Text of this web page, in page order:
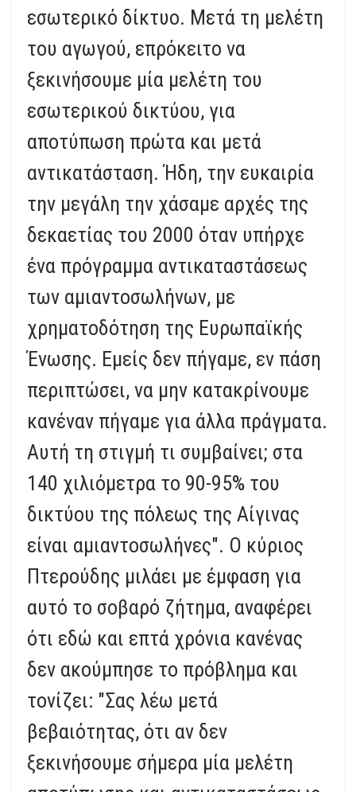
εσωτερικό δίκτυο. Μετά τη μελέτη
του αγωγού, επρόκειτο να
ξεκινήσουμε μία μελέτη του
εσωτερικού δικτύου, για
αποτύπωση πρώτα και μετά
αντικατάσταση. Ήδη, την ευκαιρία
την μεγάλη την χάσαμε αρχές της
δεκαετίας του 2000 όταν υπήρχε
ένα πρόγραμμα αντικαταστάσεως
των αμιαντοσωλήνων, με
χρηματοδότηση της Ευρωπαϊκής
Ένωσης. Εμείς δεν πήγαμε, εν πάση
περιπτώσει, να μην κατακρίνουμε
κανέναν πήγαμε για άλλα πράγματα.
Αυτή τη στιγμή τι συμβαίνει; στα
140 χιλιόμετρα το 90-95% του
δικτύου της πόλεως της Αίγινας
είναι αμιαντοσωλήνες". Ο κύριος
Πτερούδης μιλάει με έμφαση για
αυτό το σοβαρό ζήτημα, αναφέρει
ότι εδώ και επτά χρόνια κανένας
δεν ακούμπησε το πρόβλημα και
τονίζει: "Σας λέω μετά
βεβαιότητας, ότι αν δεν
ξεκινήσουμε σήμερα μία μελέτη